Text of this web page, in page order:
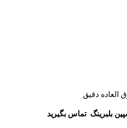
العاده دقیق
بلبرینگ تماس بگیرید